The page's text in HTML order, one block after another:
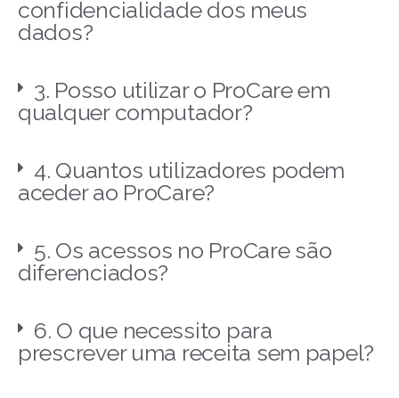
confidencialidade dos meus
dados?
3. Posso utilizar o ProCare em
qualquer computador?
4. Quantos utilizadores podem
aceder ao ProCare?
5. Os acessos no ProCare são
diferenciados?
6. O que necessito para
prescrever uma receita sem papel?